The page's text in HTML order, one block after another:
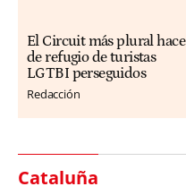
El Circuit más plural hace
de refugio de turistas
LGTBI perseguidos
Redacción
Cataluña